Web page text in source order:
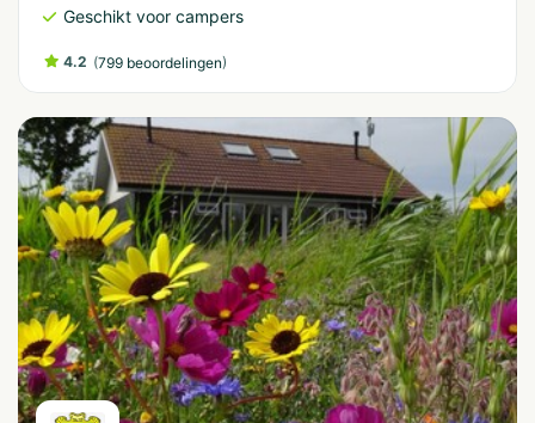
Geschikt voor campers
4.2 (799 beoordelingen)